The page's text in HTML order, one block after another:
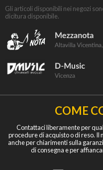
Gli articoli disponibili nei negozi
dicitura disponibile.
COME
Contattaci liberamente per
procedure di acquisto o di reso. Il
anche per chiarimenti sulla
di consegna e per